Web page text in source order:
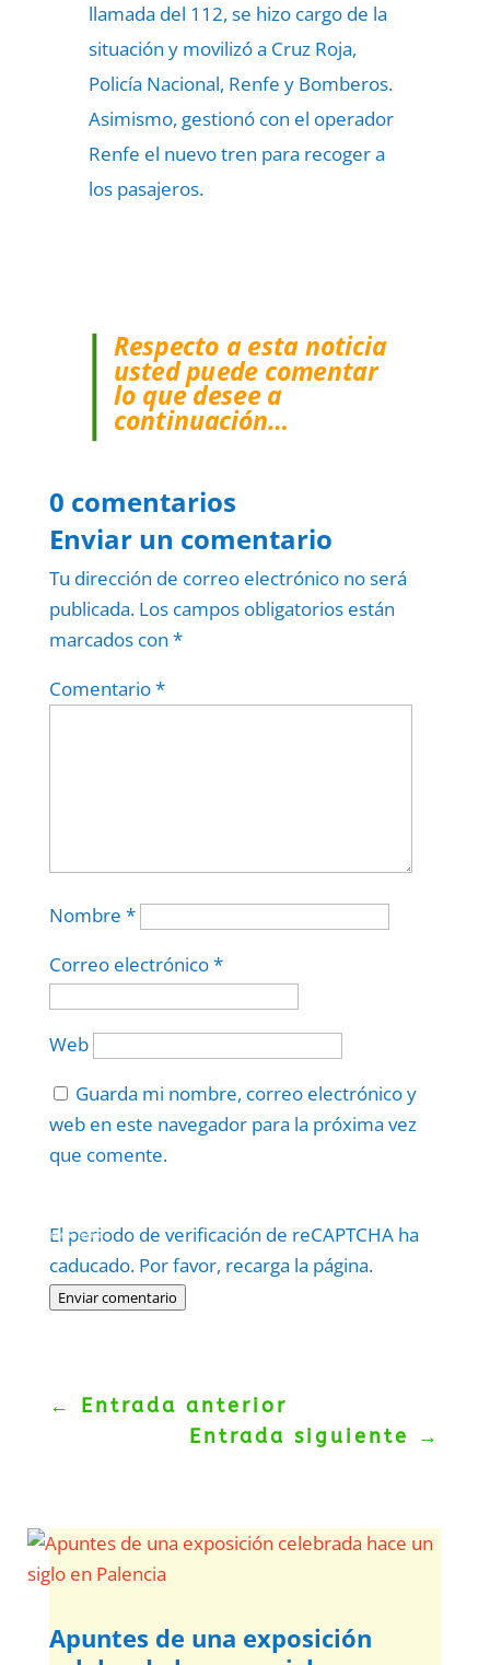
llamada del 112, se hizo cargo de la
situación y movilizó a Cruz Roja,
Policía Nacional, Renfe y Bomberos.
Asimismo, gestionó con el operador
Renfe el nuevo tren para recoger a
los pasajeros.
Respecto a esta noticia
usted puede comentar
lo que desee a
continuación…
0 comentarios
Enviar un comentario
Tu dirección de correo electrónico no será
publicada. Los campos obligatorios están
marcados con *
Comentario*
Nombre *
Correo electrónico*
Web
Guarda mi nombre, correo electrónico y
web en este navegador para la próxima vez
que comente.
El periodo de verificación de reCAPTCHA ha
caducado. Por favor, recarga la página.
Enviar comentario
Politica–Términos.
← Entrada anterior
Entrada siguiente
→
Apuntes de una exposición